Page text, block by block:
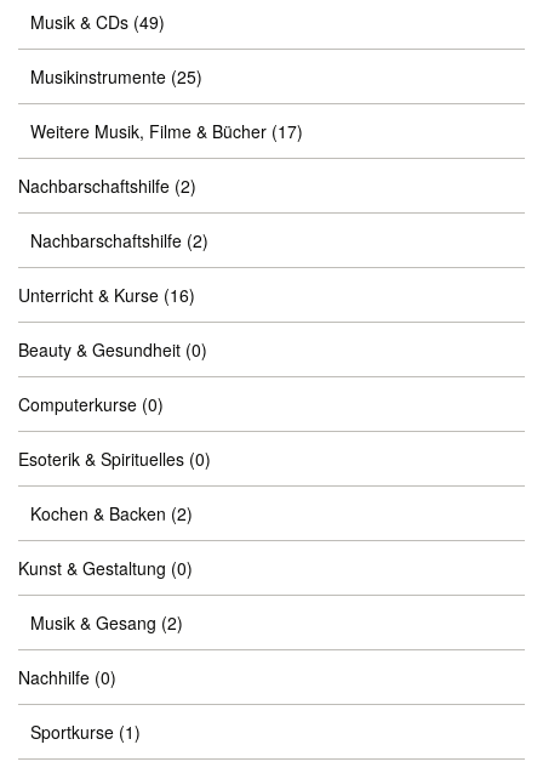
Musik & CDs (49)
Musikinstrumente (25)
Weitere Musik, Filme & Bücher (17)
Nachbarschaftshilfe (2)
Nachbarschaftshilfe (2)
Unterricht & Kurse (16)
Beauty & Gesundheit (0)
Computerkurse (0)
Esoterik & Spirituelles (0)
Kochen & Backen (2)
Kunst & Gestaltung (0)
Musik & Gesang (2)
Nachhilfe (0)
Sportkurse (1)